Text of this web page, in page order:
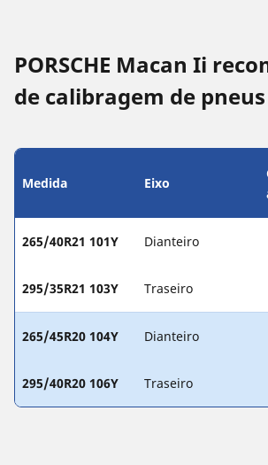
PORSCHE Macan Ii
de calibragem de
Medida Eixo
265/40R21 101Y Dianteiro
295/35R21 103Y Traseiro
265/45R20 104Y Dianteiro
295/40R20 106Y Traseiro